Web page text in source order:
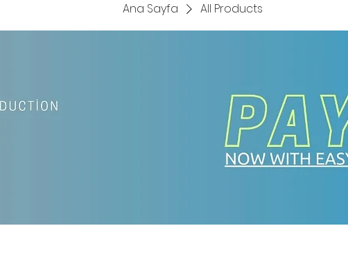
Ana Sayfa All Products